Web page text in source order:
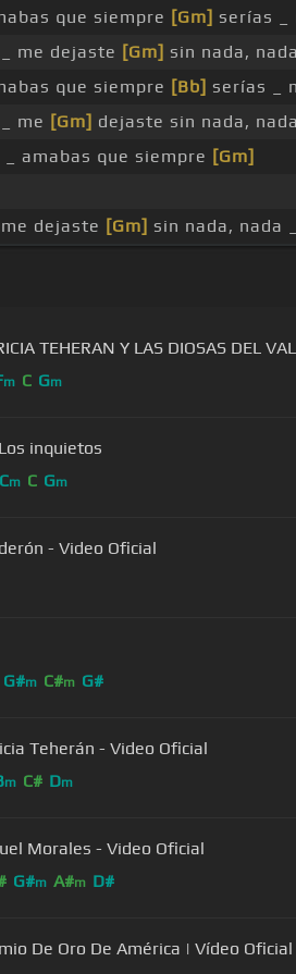
que siempre [Gm] serías _
me dejaste [Gm] sin nada, nada
que siempre [Bb] serías _
me [Gm] dejaste sin nada, nada
_ amabas que siempre [Gm]
dejaste [Gm] sin nada, nada
TEHERAN Y LAS DIOSAS DEL
m C Gm
inquietos
Cm C Gm
- Video Oficial
G#m C#m G#
Teherán - Video Oficial
m C# Dm
Morales - Video Oficial
G#m A#m D#
De Oro De América | Vídeo Oficial